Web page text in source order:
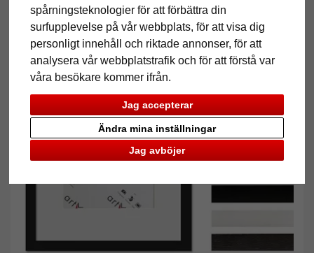
spårningsteknologier för att förbättra din
surfupplevelse på vår webbplats, för att visa dig
personligt innehåll och riktade annonser, för att
analysera vår webbplatstrafik och för att förstå var
våra besökare kommer ifrån.
Jag accepterar
Jag avböjer
Ändra mina inställningar
Tillbaka